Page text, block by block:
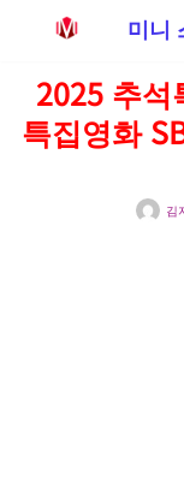
츠
미니
2025 추석
특집영화
김